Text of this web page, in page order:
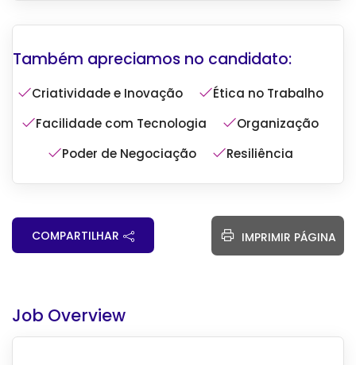
Criatividade e Inovação
Ética no Trabalho
Facilidade com Tecnologia
Organização
Poder de Negociação
Resiliência
COMPARTILHAR IMPRIMIR PÁGINA
Job Overview